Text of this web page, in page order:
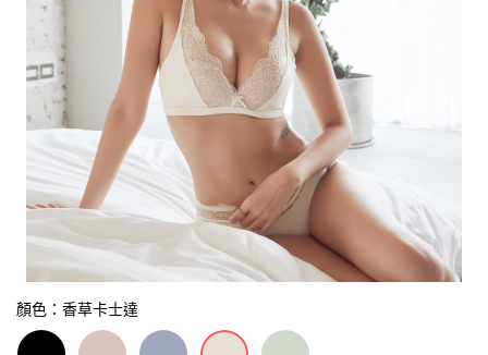
顏色：香草卡士達